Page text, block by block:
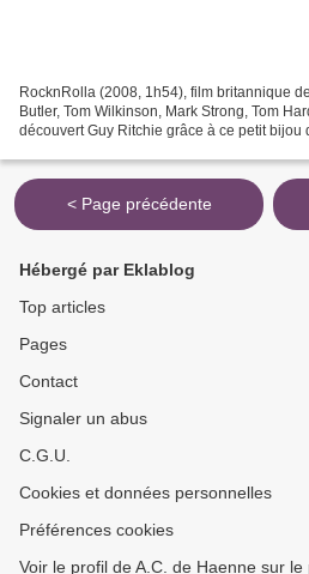
RocknRolla (2008, 1h54), film britannique
Butler, Tom Wilkinson, Mark Strong, Tom
découvert Guy Ritchie grâce à ce petit bijou
< Page précédente
Hébergé par Eklablog
Top articles
Pages
Contact
Signaler un abus
C.G.U.
Cookies et données personnelles
Préférences cookies
Voir le profil de A.C. de Haenne sur le